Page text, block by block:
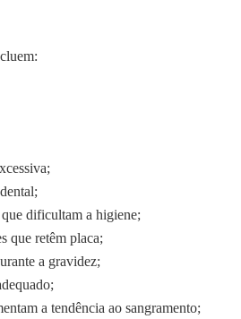
dificultam a higiene;
que retêm placa;
a gravidez;
a tendência ao sangramento;